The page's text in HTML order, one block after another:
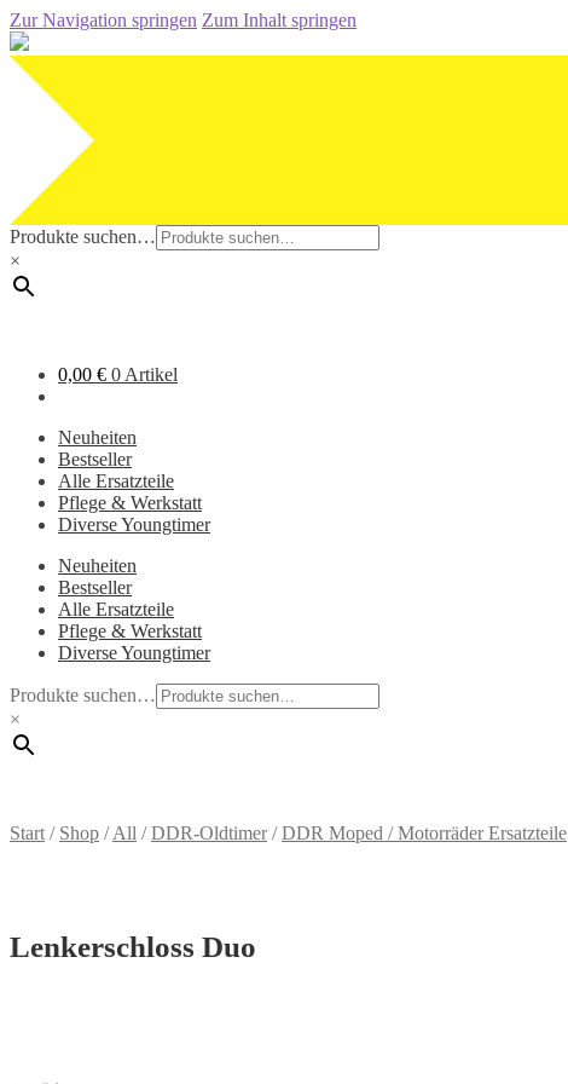
Zur Navigation springen Zum Inhalt springen
Produkte suchen…
×
0,00 € 0 Artikel
Neuheiten
Bestseller
Alle Ersatzteile
Pflege & Werkstatt
Diverse Youngtimer
Neuheiten
Bestseller
Alle Ersatzteile
Pflege & Werkstatt
Diverse Youngtimer
Produkte suchen…
×
Start / Shop /All /DDR-Oldtimer/DDR Moped / Motorräder Ersatzteile
Lenkerschloss Duo